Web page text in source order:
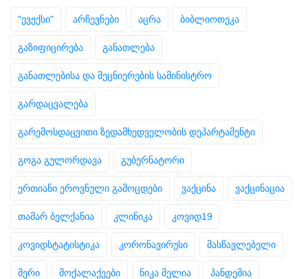
"ევექსი" არჩევნები აცრა ბიბლიოთეკა
გაზიფიცირება განათლება
განათლებისა და მეცნიერების სამინისტრო
გარდაცვალება
გარემოსდაცვითი ზედამხედველობის დეპარტამენტი
გოგა გულორდავა გუბერნატორი
ერთიანი ეროვნული გამოცდები ვაქცინა ვაქცინაცია
თამარ ბელქანია კლინიკა კოვიდ19
კოვიდსტატისტიკა კორონავირუსი მასწავლებელი
მერი მოქალაქეები ნიკა მელია პანდემია